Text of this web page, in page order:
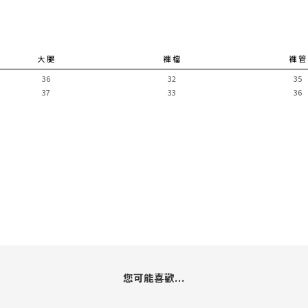
大 腿 褲 檔 褲 管
36
37
32
33
35
36
您可能喜歡...